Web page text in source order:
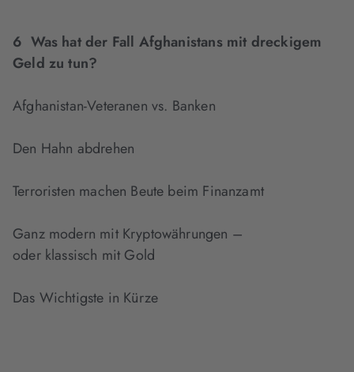
6 Was hat der Fall Afghanistans mit dreckigem
Geld zu tun?
Afghanistan-Veteranen vs. Banken
Den Hahn abdrehen
Terroristen machen Beute beim Finanzamt
Ganz modern mit Kryptowährungen –
oder klassisch mit Gold
Das Wichtigste in Kürze